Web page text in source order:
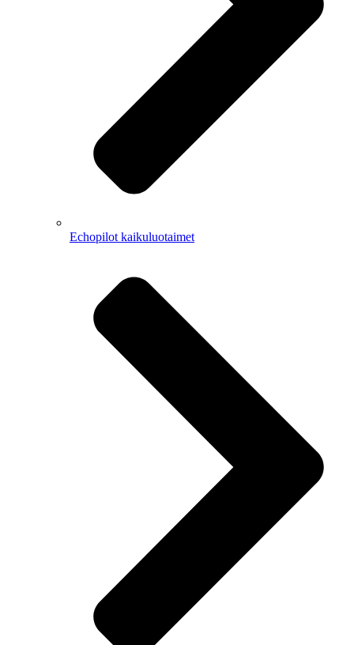
Echopilot kaikuluotaimet